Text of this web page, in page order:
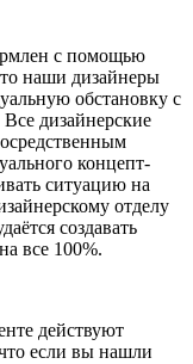
с помощью
наши дизайнеры
обстановку с
дизайнерские
концепт-
ситуацию на
отделу
создавать
все 100%.
действуют
если вы нашли